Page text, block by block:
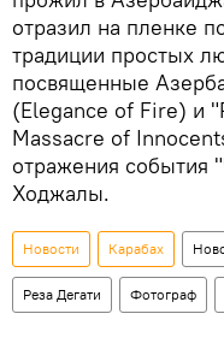
отразил на пленке
традиции простых
посвященные
(Elegance of Fire) и
Massacre of
отражения события
Ходжалы.
Новости Карабах
Реза Дегати Фотограф